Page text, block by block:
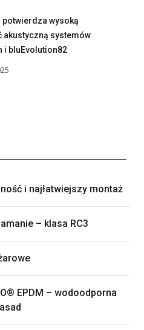
wysoką
akustyczną systemów
i bluEvolution82
i najłatwiejszy montaż
– klasa RC3
EPDM – wodoodporna